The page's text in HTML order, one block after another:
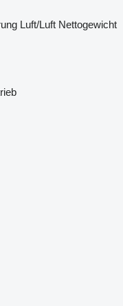
Luft/Luft Nettogewicht